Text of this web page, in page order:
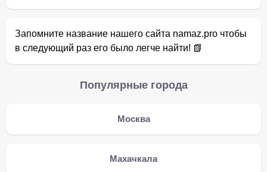
Запомните название нашего сайта namaz.pro чтобы
в следующий раз его было легче найти! 📗
Популярные города
Москва
Махачкала